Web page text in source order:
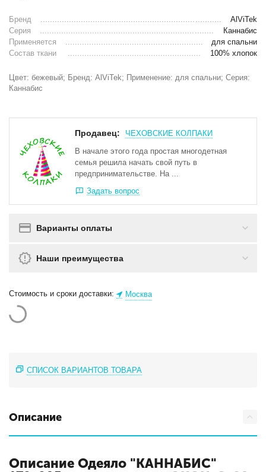
Бренд
AlViTek
Серия
Каннабис
Применяется
для спальни
Состав ткани
100% хлопок
Цвет: бежевый; Бренд: AlViTek; Применение: для спальни; Серия:
Каннабис
Продавец:
ЧЕХОВСКИЕ КОЛПАКИ
В начале этого года простая многодетная
семья решила начать свой путь в
предпринимательстве. На ...
Задать вопрос
Варианты оплаты
Наши преимущества
Стоимость и сроки доставки: Москва
СПИСОК ВАРИАНТОВ ТОВАРА
Описание
Описание Одеяло "КАННАБИС"